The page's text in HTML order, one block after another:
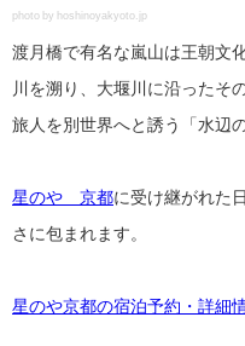
photo by hoshinoyakyoto.jp
渡月橋で有名な嵐山は王朝文
川を溯り、大堰川に沿ったそ
旅人を別世界へと誘う「水辺
星のや 京都に受け継がれた
さに包まれます。
星のや京都の宿泊予約・詳細